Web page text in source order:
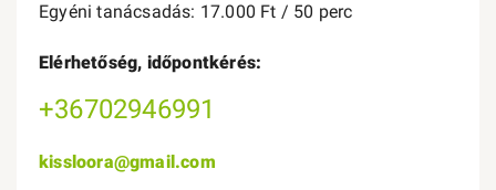
Egyéni tanácsadás: 17.000 Ft / 50 perc
Elérhetőség, időpontkérés:
+36702946991
kissloora@gmail.com